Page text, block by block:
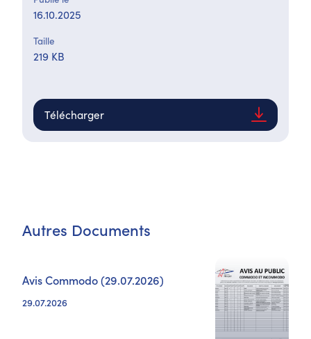
16.10.2025
Taille
219 KB
Télécharger
Autres Documents
Avis Commodo (29.07.2026)
29.07.2026